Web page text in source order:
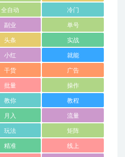
全自动 冷门
副业 单号
头条 实战
小红 就能
干货 广告
批量 操作
教你 教程
月入 流量
玩法 矩阵
精准 线上